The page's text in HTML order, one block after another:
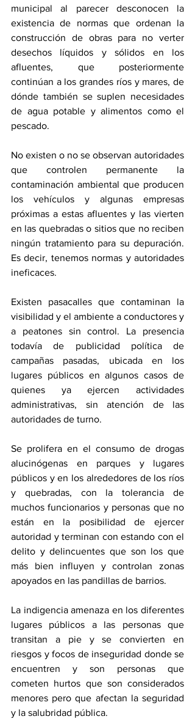
municipal al parecer desconocen la
existencia de normas que ordenan la
construcción de obras para no verter
desechos líquidos y sólidos en los
afluentes, que posteriormente
continúan a los grandes ríos y mares, de
dónde también se suplen necesidades
de agua potable y alimentos como el
pescado.
No existen o no se observan autoridades
que controlen permanente la
contaminación ambiental que producen
los vehículos y algunas empresas
próximas a estas afluentes y las vierten
en las quebradas o sitios que no reciben
ningún tratamiento para su depuración.
Es decir, tenemos normas y autoridades
ineficaces.
Existen pasacalles que contaminan la
visibilidad y el ambiente a conductores y
a peatones sin control. La presencia
todavía de publicidad política de
campañas pasadas, ubicada en los
lugares públicos en algunos casos de
quienes ya ejercen actividades
administrativas, sin atención de las
autoridades de turno.
Se prolifera en el consumo de drogas
alucinógenas en parques y lugares
públicos y en los alrededores de los ríos
y quebradas, con la tolerancia de
muchos funcionarios y personas que no
están en la posibilidad de ejercer
autoridad y terminan con estando con el
delito y delincuentes que son los que
más bien influyen y controlan zonas
apoyados en las pandillas de barrios.
La indigencia amenaza en los diferentes
lugares públicos a las personas que
transitan a pie y se convierten en
riesgos y focos de inseguridad donde se
encuentren y son personas que
cometen hurtos que son considerados
menores pero que afectan la seguridad
y la salubridad pública.